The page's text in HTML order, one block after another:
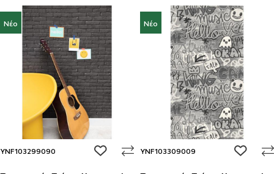
Νέο
YNF103299090 add to wishlist
Νέο
YNF103309009 add to